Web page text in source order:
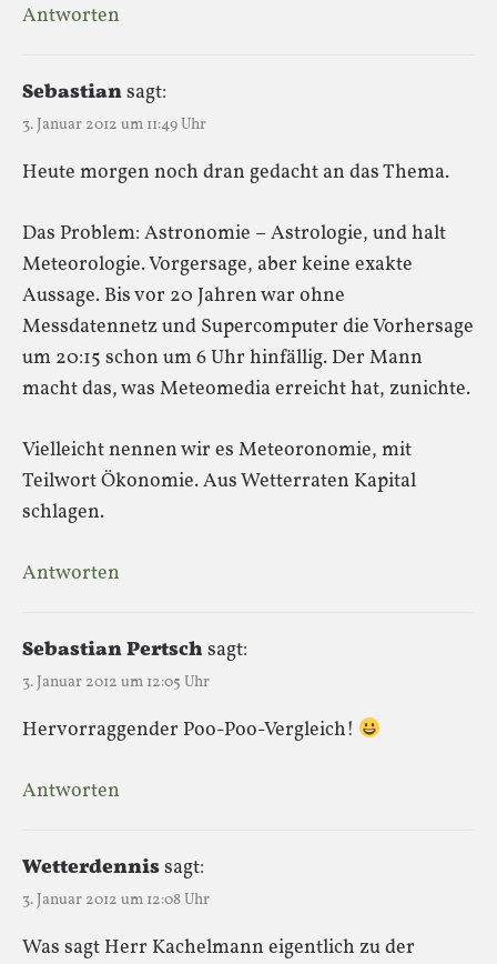
Antworten
Sebastiansagt:
3. Januar 2012 um 11:49 Uhr
Heute morgen noch dran gedacht an das Thema.
Das Problem: Astronomie – Astrologie, und halt
Meteorologie. Vorgersage, aber keine exakte
Aussage. Bis vor 20 Jahren war ohne
Messdatennetz und Supercomputer die Vorhersage
um 20:15 schon um 6 Uhr hinfällig. Der Mann
macht das, was Meteomedia erreicht hat, zunichte.
Vielleicht nennen wir es Meteoronomie, mit
Teilwort Ökonomie. Aus Wetterraten Kapital
schlagen.
Antworten
Sebastian Pertsch sagt:
3. Januar 2012 um 12:05 Uhr
Hervorraggender Poo-Poo-Vergleich!
Antworten
Wetterdennissagt:
3. Januar 2012 um 12:08 Uhr
Was sagt Herr Kachelmann eigentlich zu der